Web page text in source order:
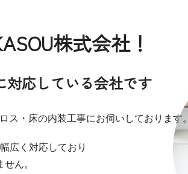
株式会社！
対応している会社です
・床の内装工事にお伺いしております。
広く対応しており
ん。